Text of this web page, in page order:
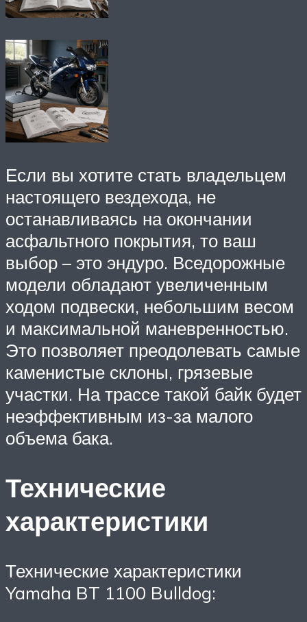
Если вы хотите стать владельцем
настоящего вездехода, не
останавливаясь на окончании
асфальтного покрытия, то ваш
выбор – это эндуро. Вседорожные
модели обладают увеличенным
ходом подвески, небольшим весом
и максимальной маневренностью.
Это позволяет преодолевать самые
каменистые склоны, грязевые
участки. На трассе такой байк будет
неэффективным из-за малого
объема бака.
Технические
характеристики
Технические характеристики
Yamaha BT 1100 Bulldog: